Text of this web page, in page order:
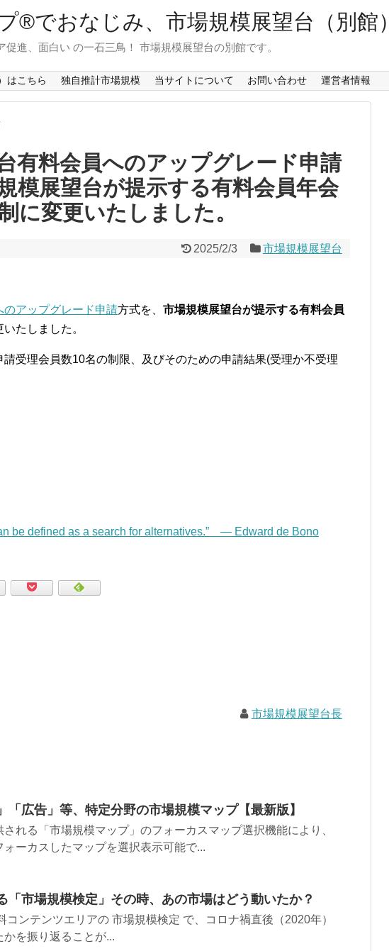
®でおなじみ、市場規模展望台（別館）
進、面白い の一石三鳥！ 市場規模展望台の別館です。
はこちら 独自推計市場規模 当サイトについて お問い合わせ 運営者情報
有料会員へのアップグレード申請
模展望台が提示する有料会員年会
に変更いたしました。
2025/2/3 市場規模展望台
アップグレード申請方式を、 市場規模展望台が提示する有料会員
いたしました。
受理会員数10名の制限、及びそのための申請結果(受理か不受理
be defined as a search for alternatives.” — Edward de Bono
市場規模展望台長
「広告」等、特定分野の市場規模マップ【最新版】
される「市場規模マップ」のフォーカスマップ選択機能により、
ーカスしたマップを選択表示可能で...
「市場規模検定」その時、あの市場はどう動いたか？
コンテンツエリアの 市場規模検定 で、コロナ禍直後（2020年）
を振り返ることが...